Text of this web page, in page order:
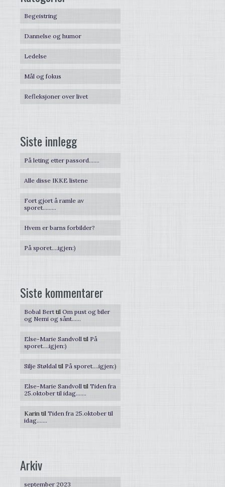
Begeistring
Dannelse og humor
Ledelse
Mål og fokus
Refleksjoner over livet
Siste innlegg
På leting etter passord…….
Alle disse IKKE listene
Fort gjort å ramle av
sporet………
Hvem er barns forbilder?
På sporet….igjen:)
Siste kommentarer
Bobal Bert tilOm pust og biler
og Nemi og sånt……
Else-Marie Sandvoll til På
sporet….igjen:)
Silje Støldal til På sporet….igjen:)
Else-Marie Sandvoll tilTiden fra
25.oktober til idag…….
Karin tilTiden fra 25.oktober til
idag…….
Arkiv
september 2023